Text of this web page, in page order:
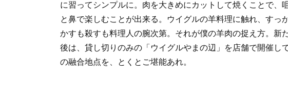
に習ってシンプルに。肉を大きめにカットして焼くことで、
と鼻で楽しむことが出来る。ウイグルの羊料理に触れ、すっ
かすも殺すも料理人の腕次第。それが僕の羊肉の捉え方。新
後は、貸し切りのみの「ウイグルやまの辺」を店舗で開催し
の融合地点を、とくとご堪能あれ。